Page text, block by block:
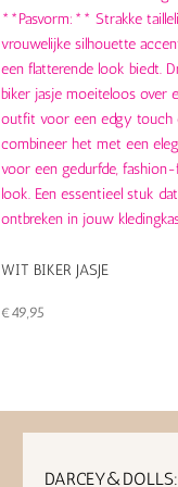
WIT BIKER JASJE
€49,95
DARCEY&DOLLS: